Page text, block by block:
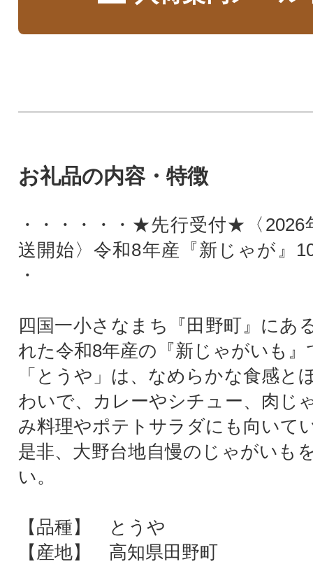
お礼品の内容・特徴
・・・・・・★先行受付★〈2026
送開始〉令和8年産『新じゃが』
・
四国一小さなまち『田野町』にあ
れた令和8年産の『新じゃがいも』
「とうや」は、なめらかな食感と
わいで、カレーやシチュー、肉じ
み料理やポテトサラダにも向いて
是非、大野台地自慢のじゃがいも
い。
【品種】 とうや
【産地】 高知県田野町